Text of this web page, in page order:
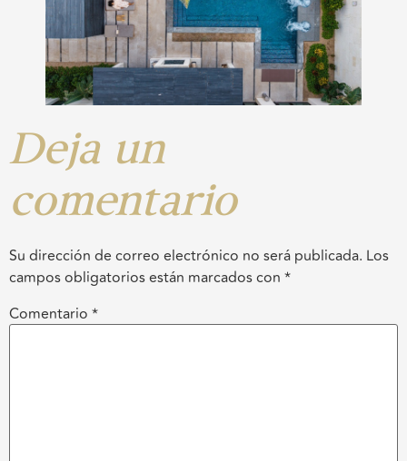
Deja un
comentario
Su dirección de correo electrónico no será publicada. Los
campos obligatorios están marcados con *
Comentario *